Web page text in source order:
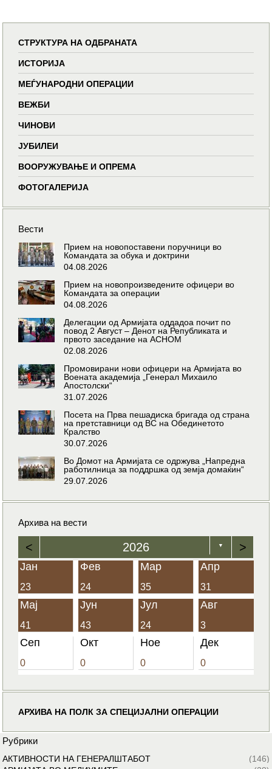
СТРУКТУРА НА ОДБРАНАТА
ИСТОРИЈА
МЕЃУНАРОДНИ ОПЕРАЦИИ
ВЕЖБИ
ЧИНОВИ
ЈУБИЛЕИ
ВООРУЖУВАЊЕ И ОПРЕМА
ФОТОГАЛЕРИЈА
Вести
Прием на новопоставени поручници во
Командата за обука и доктрини
04.08.2026
Прием на новопроизведените офицери во
Командата за операции
04.08.2026
Делегации од Армијата оддадоа почит по
повод 2 Август – Денот на Републиката и
првото заседание на АСНОМ
02.08.2026
Промовирани нови офицери на Армијата во
Воената академија „Генерал Михаило
Апостолски“
31.07.2026
Посета на Прва пешадиска бригада од страна
на претставници од ВС на Обединетото
Кралство
30.07.2026
Во Домот на Армијата се одржува „Напредна
работилница за поддршка од земја домаќин“
29.07.2026
Архива на вести
< 2026 ▼ >
Јан
23
Фев
24
Мар
35
Апр
31
Мај
41
Јун
43
Јул
24
Авг
3
Сеп
0
Окт
0
Ное
0
Дек
0
АРХИВА НА ПОЛК ЗА СПЕЦИЈАЛНИ ОПЕРАЦИИ
Рубрики
АКТИВНОСТИ НА ГЕНЕРАЛШТАБОТ
(146)